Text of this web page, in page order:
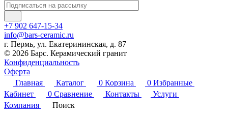
+7 902 647-15-34
info@bars-ceramic.ru
г. Пермь, ул. Екатерининская, д. 87
© 2026 Барс. Керамический гранит
Конфиденциальность
Оферта
Главная
Каталог 0 Корзина 0 Избранные
Кабинет
0 Сравнение Контакты
Услуги
Компания
Поиск